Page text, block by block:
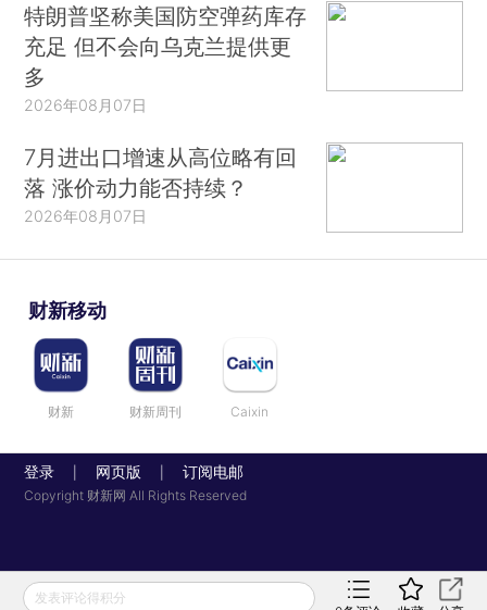
特朗普坚称美国防空弹药库存
充足 但不会向乌克兰提供更
多
2026年08月07日
7月进出口增速从高位略有回
落 涨价动力能否持续？
2026年08月07日
财新移动
财新 财新周刊 Caixin
登录 网页版 订阅电邮
Copyright 财新网 All Rights Reserved
发表评论得积分